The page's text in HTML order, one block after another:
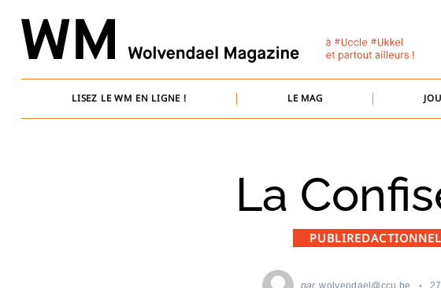
content
LISEZ LE WM EN LIGNE ! LE MAG
La
PUBLIREDACTIONNEL
par wolvendael@ccu.be